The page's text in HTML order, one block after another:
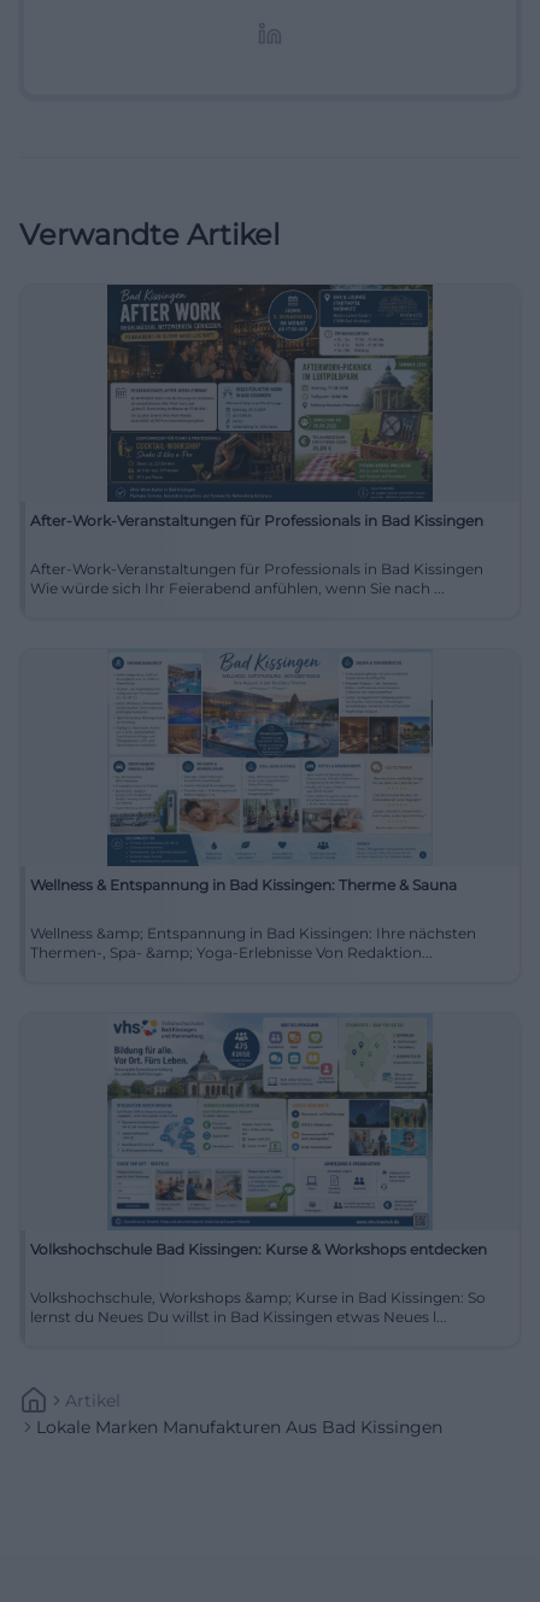
Verwandte Artikel
After-Work-Veranstaltungen für Professionals in Bad Kissingen
After-Work-Veranstaltungen für Professionals in Bad Kissingen
Wie würde sich Ihr Feierabend anfühlen, wenn Sie nach ...
Wellness & Entspannung in Bad Kissingen: Therme & Sauna
Wellness &amp; Entspannung in Bad Kissingen: Ihre nächsten
Thermen-, Spa- &amp; Yoga-Erlebnisse Von Redaktion...
Volkshochschule Bad Kissingen: Kurse & Workshops entdecken
Volkshochschule, Workshops &amp; Kurse in Bad Kissingen: So
lernst du Neues Du willst in Bad Kissingen etwas Neues l...
Artikel
Lokale Marken Manufakturen Aus Bad Kissingen